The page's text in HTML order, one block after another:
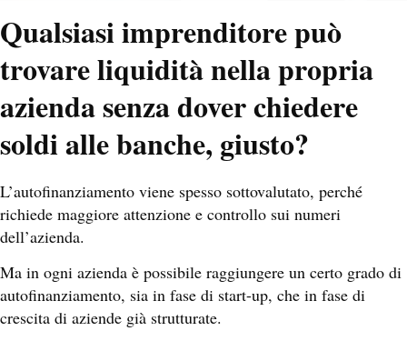
Qualsiasi imprenditore può
trovare liquidità nella propria
azienda senza dover chiedere
soldi alle banche, giusto?
L’autofinanziamento viene spesso sottovalutato, perché
richiede maggiore attenzione e controllo sui numeri
dell’azienda.
Ma in ogni azienda è possibile raggiungere un certo grado di
autofinanziamento, sia in fase di start-up, che in fase di
crescita di aziende già strutturate.